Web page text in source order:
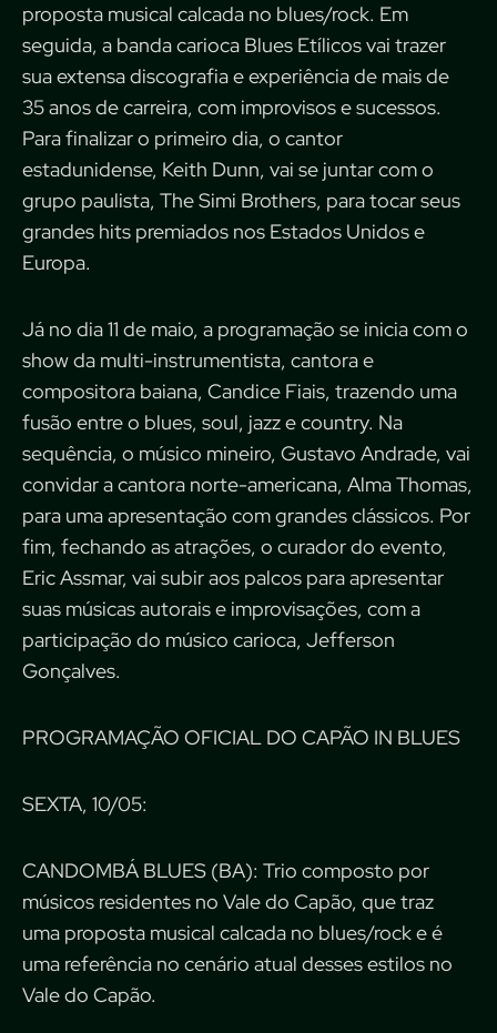
proposta musical calcada no blues/rock. Em
seguida, a banda carioca Blues Etílicos vai trazer
sua extensa discografia e experiência de mais de
35 anos de carreira, com improvisos e sucessos.
Para finalizar o primeiro dia, o cantor
estadunidense, Keith Dunn, vai se juntar com o
grupo paulista, The Simi Brothers, para tocar seus
grandes hits premiados nos Estados Unidos e
Europa.
Já no dia 11 de maio, a programação se inicia com o
show da multi-instrumentista, cantora e
compositora baiana, Candice Fiais, trazendo uma
fusão entre o blues, soul, jazz e country. Na
sequência, o músico mineiro, Gustavo Andrade, vai
convidar a cantora norte-americana, Alma Thomas,
para uma apresentação com grandes clássicos. Por
fim, fechando as atrações, o curador do evento,
Eric Assmar, vai subir aos palcos para apresentar
suas músicas autorais e improvisações, com a
participação do músico carioca, Jefferson
Gonçalves.
PROGRAMAÇÃO OFICIAL DO CAPÃO IN BLUES
SEXTA, 10/05:
CANDOMBÁ BLUES (BA): Trio composto por
músicos residentes no Vale do Capão, que traz
uma proposta musical calcada no blues/rock e é
uma referência no cenário atual desses estilos no
Vale do Capão.